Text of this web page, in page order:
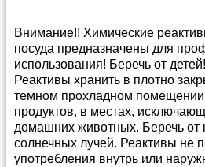
Внимание!! Химические
посуда предназначены для
использования! Беречь от детей!
Реактивы хранить в плотно
темном прохладном
продуктов, в местах,
домашних животных. Беречь от
солнечных лучей. Реактивы не
употребления внутрь или